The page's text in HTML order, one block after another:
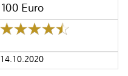
100 Euro
14.10.2020